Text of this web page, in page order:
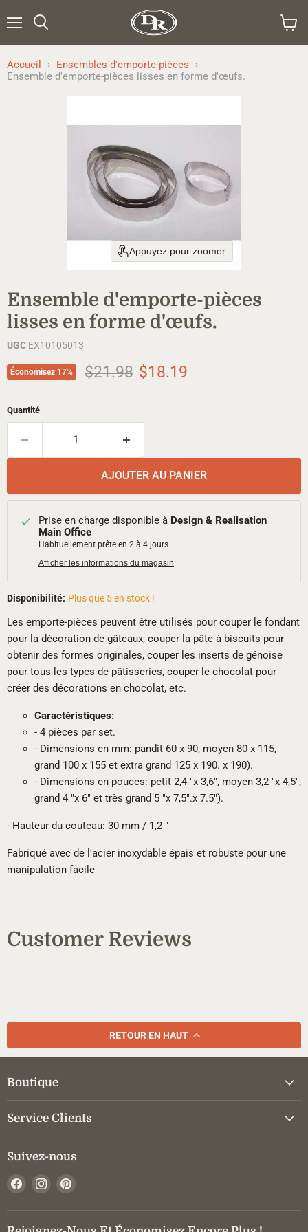
le
Accueil
Ensembles d'emporte-pièces
Ensemble d'emporte-pièces lisses en forme d'œufs.
Appuyez pour zoomer
Ensemble d'emporte-pièces
lisses en forme d'œufs.
UGC EX10105013
Économisez 17% Prix d'origine
$21.98 Prix actuel
$18.19
Quantité
AJOUTER AU PANIER
Prise en charge disponible à Design & Realisation
Main Office
Habituellement prête en 2 à 4 jours
Afficher les informations du magasin
Disponibilité: Plus que 5 en stock !
Les emporte-pièces peuvent être utilisés pour couper le fondant
pour la décoration de gâteaux, couper la pâte à biscuits pour
obtenir des formes originales, couper les inserts de génoise
pour tous les types de pâtisseries, couper le chocolat pour
créer des décorations en chocolat, etc.
Caractéristiques:
- 4 pièces par set.
- Dimensions en mm: pandit 60 x 90, moyen 80 x 115,
grand 100 x 155 et extra grand 125 x 190. x 190).
- Dimensions en pouces: petit 2,4 "x 3,6", moyen 3,2 "x 4,5",
grand 4 "x 6" et très grand 5 "x 7,5".x 7.5").
- Hauteur du couteau: 30 mm / 1,2 "
Fabriqué avec de l'acier inoxydable épais et robuste pour une
manipulation facile
Customer Reviews
RETOUR EN HAUT
Boutique
Service Clients
Suivez-nous
Trouvez-
sur
Facebook
Trouvez-
sur
Instagram
sur
Pinterest